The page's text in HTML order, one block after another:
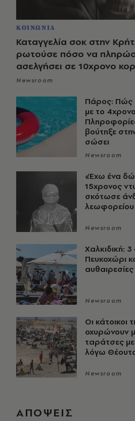
ΚΟΙΝΩΝΙΑ
Καταγγελία σοκ στην
ρωτούσε πόσο να
ασελγήσει σε 10χρονο
Newsroom
Πάρος: Πώς
με το
βούτηξε
σώσει
Newsroom
«Έχω ένα
15χρονος
σκότωσε
λεωφορείου
Newsroom
Χαλκιδική:
Πευκοχώρι
Newsroom
Οι
οχυρώνουν
ταράτσες
λόγω
Newsroom
ΑΠΟΨΕΙΣ